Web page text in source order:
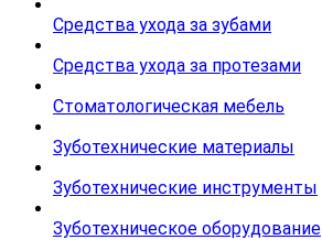
Средства ухода за зубами
Средства ухода за протезами
Стоматологическая мебель
Зуботехнические материалы
Зуботехнические инструменты
Зуботехническое оборудование